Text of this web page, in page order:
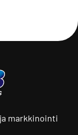
markkinointi